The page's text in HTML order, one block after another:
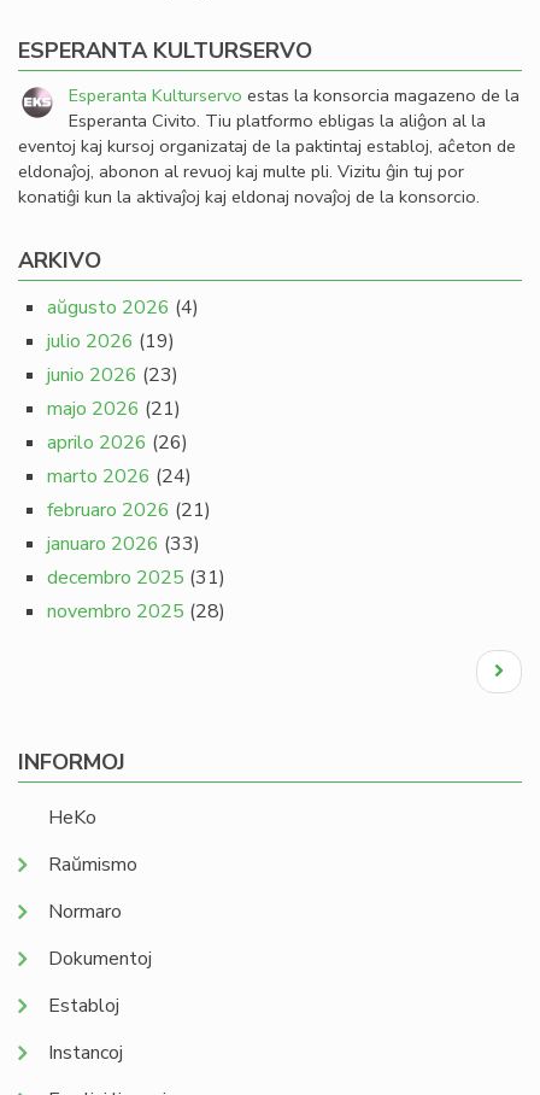
ESPERANTA KULTURSERVO
Esperanta Kulturservo estas la konsorcia magazeno de la
Esperanta Civito. Tiu platformo ebligas la aliĝon al la
eventoj kaj kursoj organizataj de la paktintaj establoj, aĉeton de
eldonaĵoj, abonon al revuoj kaj multe pli. Vizitu ĝin tuj por
konatiĝi kun la aktivaĵoj kaj eldonaj novaĵoj de la konsorcio.
ARKIVO
aŭgusto 2026 (4)
julio 2026 (19)
junio 2026 (23)
majo 2026 (21)
aprilo 2026 (26)
marto 2026 (24)
februaro 2026 (21)
januaro 2026 (33)
decembro 2025 (31)
novembro 2025 (28)
Next
page
INFORMOJ
HeKo
Raŭmismo
Normaro
Dokumentoj
Establoj
Instancoj